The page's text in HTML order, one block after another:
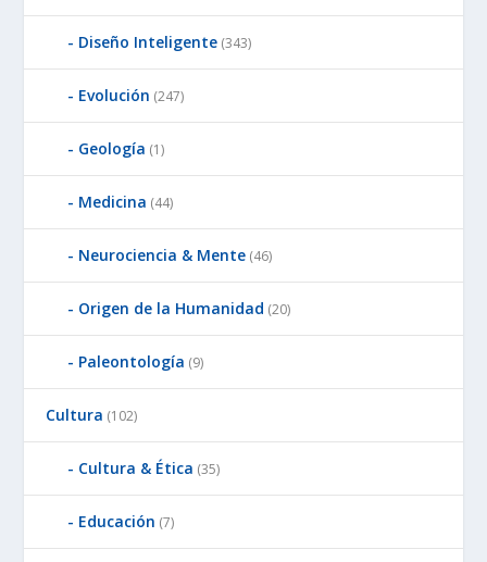
Diseño Inteligente (343)
Evolución (247)
Geología (1)
Medicina (44)
Neurociencia & Mente (46)
Origen de la Humanidad (20)
Paleontología (9)
Cultura (102)
Cultura & Ética (35)
Educación (7)